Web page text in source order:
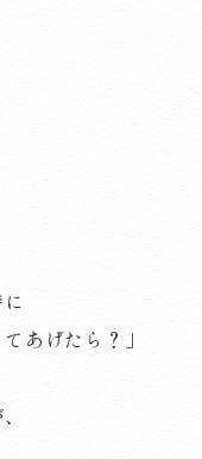
あげたら？」